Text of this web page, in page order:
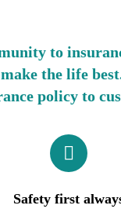
to
the life
policy to
Safety first